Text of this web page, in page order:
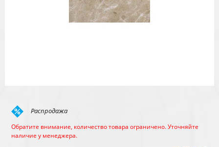
Распродажа
Обратите внимание, количество товара ограничено. Уточняйте
наличие у менеджера.